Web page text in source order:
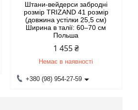
Штани-вейдерси забродні
розмір TRIZAND 41 розмір
(довжина устілки 25,5 см)
Ширина в талії: 60–70 см
Польша
1 455 ₴
Немає в наявності
+380 (98) 954-27-59